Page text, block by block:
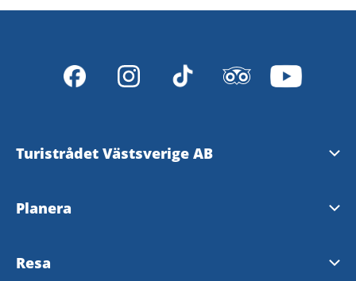
Turistrådet Västsverige AB
Tipsa om evenemang
Planera
Nyhetsbrev från Västsverige
Resa